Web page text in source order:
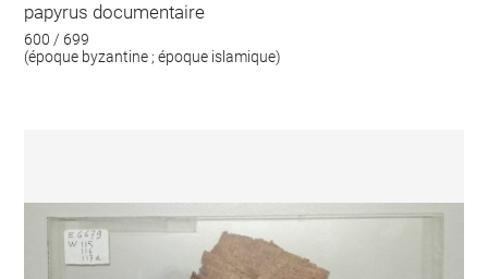
papyrus documentaire
600 / 699
(époque byzantine ; époque islamique)